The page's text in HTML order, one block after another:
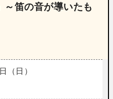
～笛の音が導いたも
（日）